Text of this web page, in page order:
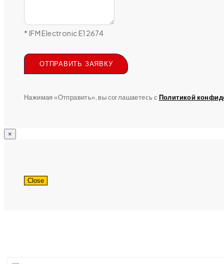
* IFM Electronic E12674
ОТПРАВИТЬ ЗАЯВКУ
Нажимая «Отправить», вы соглашаетесь с Политикой
×
Close